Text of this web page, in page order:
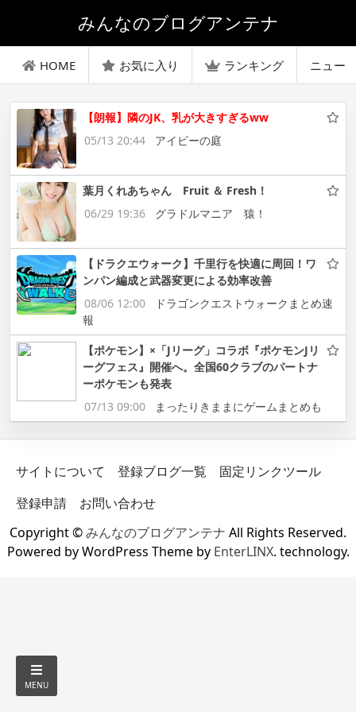
みんなのブログアンテナ
HOME お気に入り ランキング ニュー
【朗報】隣のJK、乳が大きすぎるww
05/13 20:44
アイビーの庭
葉月くれあちゃん Fruit ＆ Fresh！
06/29 19:36
グラドルマニア 猿！
【ドラクエウォーク】千里行を快適に周回！ワ
ンパン編成と武器変更による効率改善
08/06 12:00
ドラゴンクエストウォークまとめ速
報
【ポケモン】×「Jリーグ」コラボ『ポケモンJリ
ーグフェス』開催へ。全国60クラブのパートナ
ーポケモンも発表
07/13 09:00
まったりきままにゲームまとめも
サイトについて 登録ブログ一覧
固定リンクツール
登録申請
お問い合わせ
Copyright ©みんなのブログアンテナ All Rights Reserved.
Powered by WordPress Theme by EnterLINX. technology.
MENU